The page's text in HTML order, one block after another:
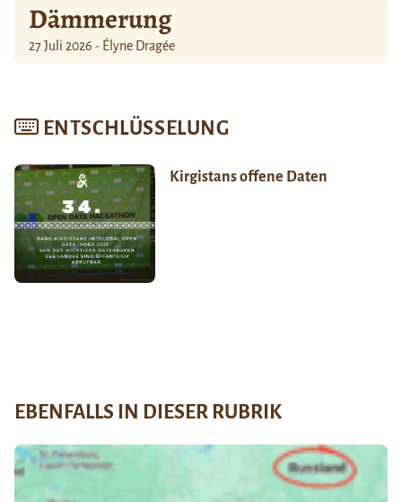
Dämmerung
27 Juli 2026 - Élyne Dragée
ENTSCHLÜSSELUNG
Kirgistans offene Daten
EBENFALLS IN DIESER RUBRIK